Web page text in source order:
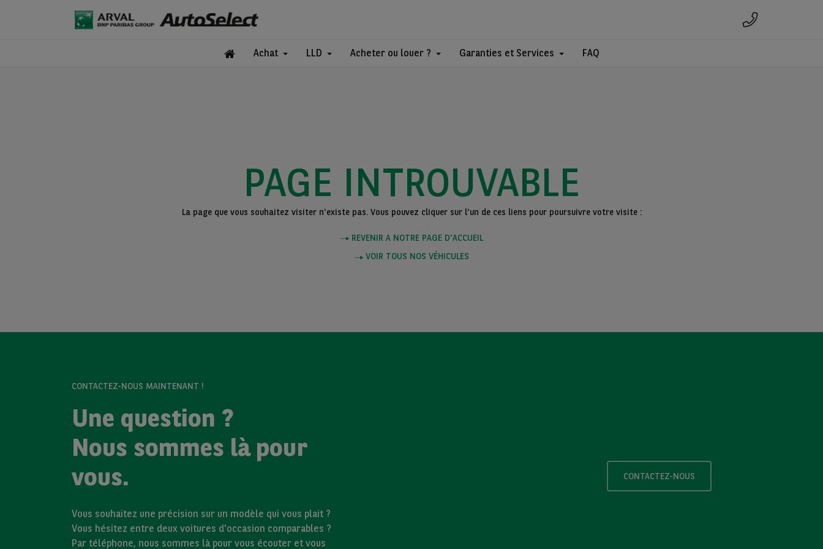
Achat LLD Acheter ou louer ? Garanties et Services FAQ
PAGE INTROUVABLE
La page que vous souhaitez visiter n'existe pas. Vous pouvez cliquer sur l'un de ces liens pour poursuivre votre visite :
REVENIR A NOTRE PAGE D'ACCUEIL
VOIR TOUS NOS VÉHICULES
CONTACTEZ-NOUS MAINTENANT !
Une question ?
Nous sommes là pour
vous.
Vous souhaitez une précision sur un modèle qui vous plait ?
Vous hésitez entre deux voitures d'occasion comparables ?
Par téléphone, nous sommes là pour vous écouter et vous
CONTACTEZ-NOUS